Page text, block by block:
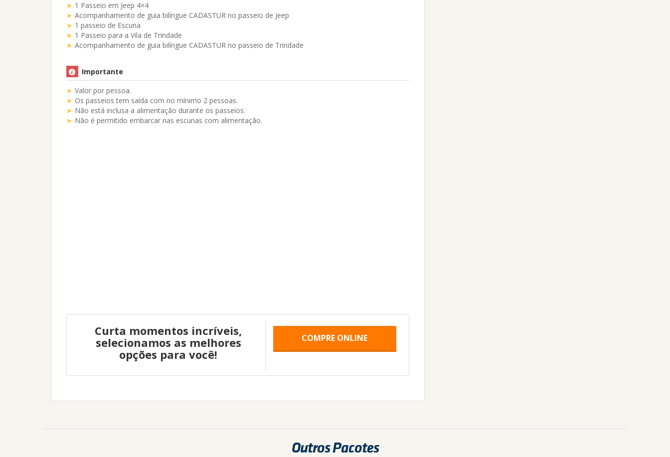
1 Passeio em Jeep 4×4
Acompanhamento de guia bilíngue CADASTUR no passeio de Jeep
1 passeio de Escuna
1 Passeio para a Vila de Trindade
Acompanhamento de guia bilíngue CADASTUR no passeio de Trindade
Importante
Valor por pessoa.
Os passeios tem saída com no mínimo 2 pessoas.
Não está inclusa a alimentação durante os passeios.
Não é permitido embarcar nas escunas com alimentação.
Curta momentos incríveis,
selecionamos as melhores
opções para você!
COMPRE ONLINE
Outros Pacotes